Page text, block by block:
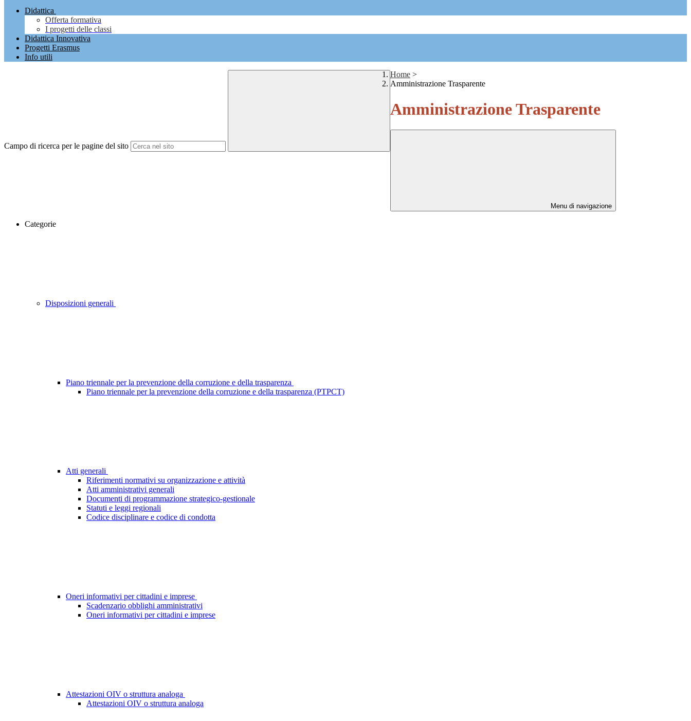
Didattica
Offerta formativa
I progetti delle classi
Didattica Innovativa
Progetti Erasmus
Info utili
Campo di ricerca per le pagine del sito
Home >
Amministrazione Trasparente
Amministrazione Trasparente
Menu di navigazione
Categorie
Disposizioni generali
Piano triennale per la prevenzione della corruzione e della trasparenza
Piano triennale per la prevenzione della corruzione e della trasparenza (PTPCT)
Atti generali
Riferimenti normativi su organizzazione e attività
Atti amministrativi generali
Documenti di programmazione strategico-gestionale
Statuti e leggi regionali
Codice disciplinare e codice di condotta
Oneri informativi per cittadini e imprese
Scadenzario obblighi amministrativi
Oneri informativi per cittadini e imprese
Attestazioni OIV o struttura analoga
Attestazioni OIV o struttura analoga